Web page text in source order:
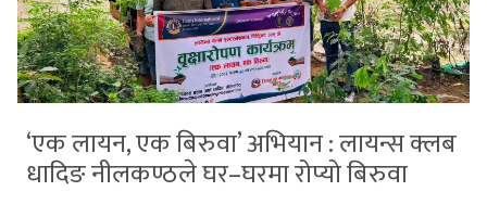
‘एक लायन, एक बिरुवा’ अभियान : लायन्स क्लब
धादिङ नीलकण्ठले घर–घरमा रोप्यो बिरुवा